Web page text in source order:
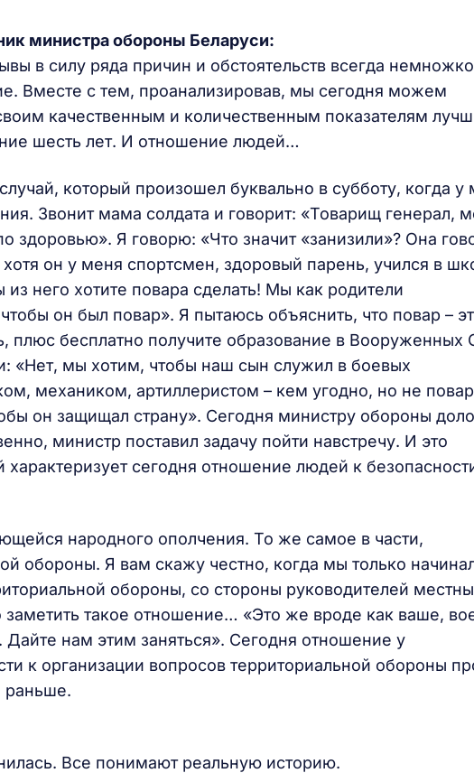
министра обороны Беларуси:
в силу ряда причин и обстоятельств всегда немножко
Вместе с тем, проанализировав, мы сегодня можем
качественным и количественным показателям
шесть лет. И отношение людей…
который произошел буквально в субботу, когда у
Звонит мама солдата и говорит: «Товарищ генерал,
здоровью». Я говорю: «Что значит «занизили»? Она
он у меня спортсмен, здоровый парень, учился в
него хотите повара сделать! Мы как родители
он был повар». Я пытаюсь объяснить, что повар –
плюс бесплатно получите образование в Вооруженных
«Нет, мы хотим, чтобы наш сын служил в боевых
механиком, артиллеристом – кем угодно, но не
он защищал страну». Сегодня министру обороны
министр поставил задачу пойти навстречу. И это
сегодня отношение людей к
народного ополчения. То же самое в части,
обороны. Я вам скажу честно, когда мы только
обороны, со стороны руководителей
такое отношение… «Это же вроде как ваше,
Дайте нам этим заняться». Сегодня отношение у
к организации вопросов территориальной обороны
раньше.
Все понимают реальную историю.